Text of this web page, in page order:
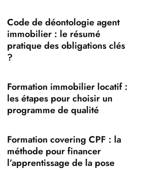
Code de déontologie agent
immobilier : le résumé
pratique des obligations clés
?
Formation immobilier locatif :
les étapes pour choisir un
programme de qualité
Formation covering CPF : la
méthode pour financer
l’apprentissage de la pose